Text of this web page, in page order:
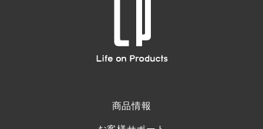
商品情報